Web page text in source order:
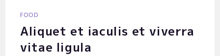
FOOD
Aliquet et iaculis et viverra
vitae ligula